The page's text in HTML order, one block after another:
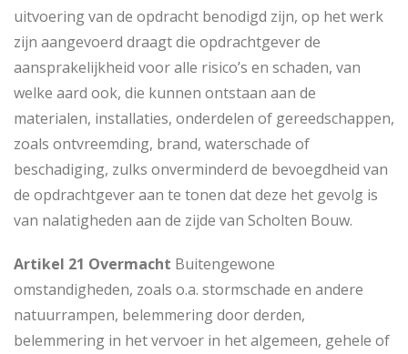
uitvoering van de opdracht benodigd zijn, op het werk
zijn aangevoerd draagt die opdrachtgever de
aansprakelijkheid voor alle risico’s en schaden, van
welke aard ook, die kunnen ontstaan aan de
materialen, installaties, onderdelen of gereedschappen,
zoals ontvreemding, brand, waterschade of
beschadiging, zulks onverminderd de bevoegdheid van
de opdrachtgever aan te tonen dat deze het gevolg is
van nalatigheden aan de zijde van Scholten Bouw.
Artikel 21 Overmacht Buitengewone
omstandigheden, zoals o.a. stormschade en andere
natuurrampen, belemmering door derden,
belemmering in het vervoer in het algemeen, gehele of